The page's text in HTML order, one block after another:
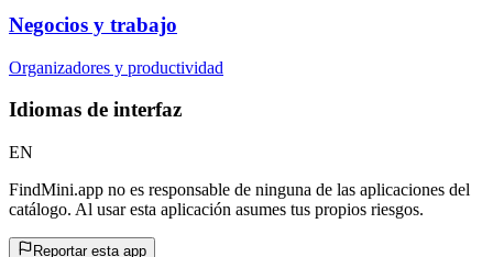
Negocios y trabajo
Organizadores y productividad
Idiomas de interfaz
EN
FindMini.app no es responsable de ninguna de las aplicaciones del
catálogo. Al usar esta aplicación asumes tus propios riesgos.
Reportar esta app